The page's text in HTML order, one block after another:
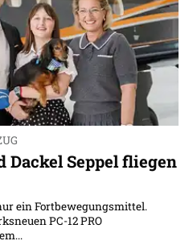
Dackel Seppel fliegen
ein Fortbewegungsmittel.
PC-12 PRO